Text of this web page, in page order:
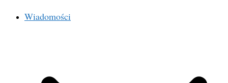
Wiadomości